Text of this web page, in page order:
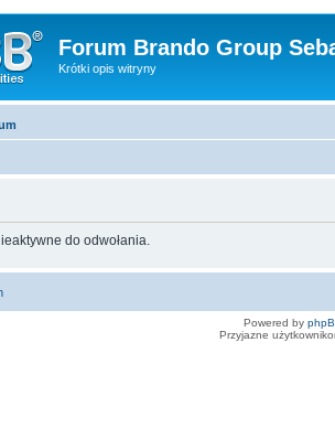
Forum Brando Group
Krótki opis witryny
do odwołania.
Powered by
Przyjazne